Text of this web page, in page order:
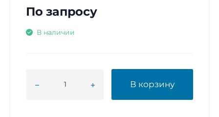
По запросу
В наличии
В корзину